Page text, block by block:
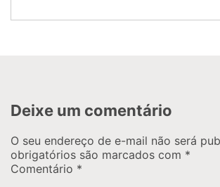
Deixe um comentário
O seu endereço de e-mail não será
obrigatórios são marcados com *
Comentário *